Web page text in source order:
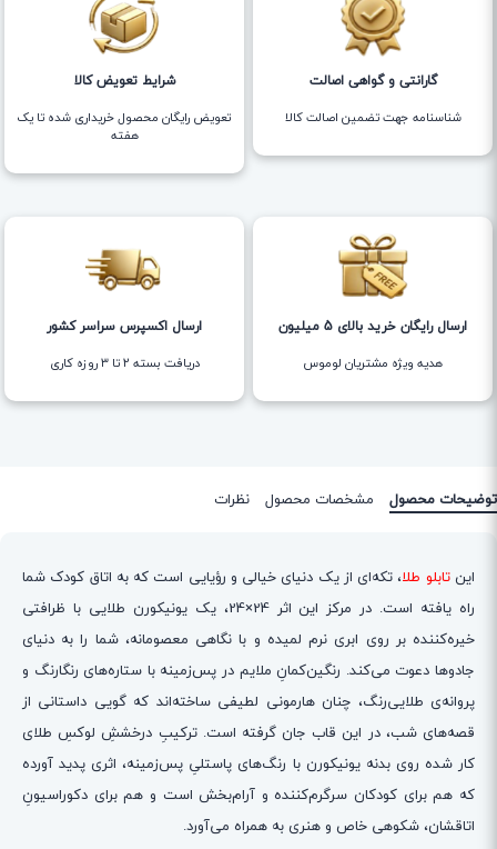
گارانتی و گواهی اصالت
شناسنامه جهت تضمین اصالت کالا
شرایط تعویض کالا
تعویض رایگان محصول خریداری شده تا یک
هفته
ارسال رایگان خرید بالای 5 میلیون
هدیه ویژه مشتریان لوموس
ارسال اکسپرس سراسر کشور
دریافت بسته ۲ تا ۳ روزه کاری
توضیحات محصول مشخصات محصول نظرات
اینتابلو طلا، تکه‌ای از یک دنیای خیالی و رؤیایی است که به اتاق کودک شما
راه یافته است. در مرکز این اثر 24×24، یک یونیکورن طلایی با ظرافتی
خیره‌کننده بر روی ابری نرم لمیده و با نگاهی معصومانه، شما را به دنیای
جادوها دعوت می‌کند. رنگین‌کمانِ ملایم در پس‌زمینه با ستاره‌های رنگارنگ و
پروانه‌ی طلایی‌رنگ، چنان هارمونی لطیفی ساخته‌اند که گویی داستانی از
قصه‌های شب، در این قاب جان گرفته است. ترکیبِ درخششِ لوکسِ طلای
کار شده روی بدنه یونیکورن با رنگ‌های پاستلیِ پس‌زمینه، اثری پدید آورده
که هم برای کودکان سرگرم‌کننده و آرام‌بخش است و هم برای دکوراسیونِ
اتاقشان، شکوهی خاص و هنری به همراه می‌آورد.